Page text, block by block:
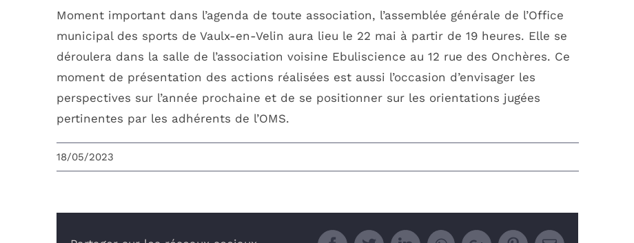
Moment important dans l’agenda de toute association, l’assemblée générale de l’Office
municipal des sports de Vaulx-en-Velin aura lieu le 22 mai à partir de 19 heures. Elle se
déroulera dans la salle de l’association voisine Ebuliscience au 12 rue des Onchères. Ce
moment de présentation des actions réalisées est aussi l’occasion d’envisager les
perspectives sur l’année prochaine et de se positionner sur les orientations jugées
pertinentes par les adhérents de l’OMS.
18/05/2023
OMS VAULX-EN-VELIN
L’office Municipal des Sports de Vaulx-en-
Velin est une association loi 1901 au service
des associations, des clubs sportifs de
Vaulx-en-Velin et de leurs adhérents.
69.86.432
CONTACTEZ-NOUS
09 85 04 68 97